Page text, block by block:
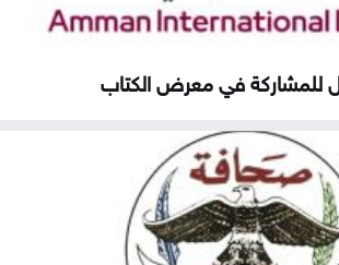
للمشاركة في معرض الكتاب